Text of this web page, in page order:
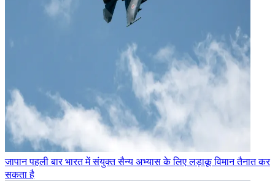
जापान पहली बार भारत में संयुक्त सैन्य अभ्यास के लिए लड़ाकू विमान तैनात कर
सकता है